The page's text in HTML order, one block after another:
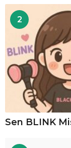
2
Sen BLINK